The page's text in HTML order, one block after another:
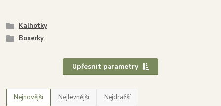
Kalhotky
Boxerky
Upřesnit parametry
Nejnovější Nejlevnější Nejdražší